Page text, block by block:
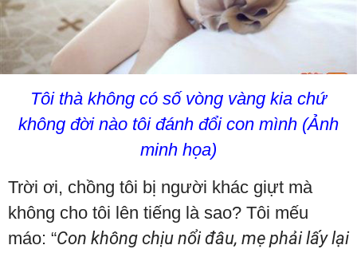
Tôi thà không có số vòng vàng kia chứ
không đời nào tôi đánh đổi con mình (Ảnh
minh họa)
Trời ơi, chồng tôi bị người khác giựt mà
không cho tôi lên tiếng là sao? Tôi mếu
máo: “Con không chịu nổi đâu, mẹ phải lấy lại